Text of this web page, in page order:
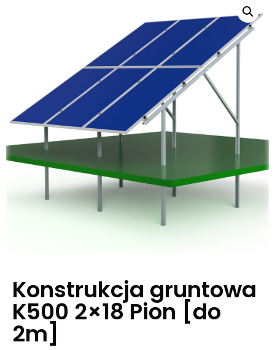
Konstrukcja gruntowa
K500 2×18 Pion [do
2m]